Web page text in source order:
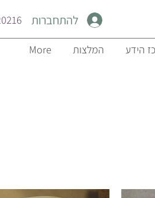
להתחברות
הידע המלצות More